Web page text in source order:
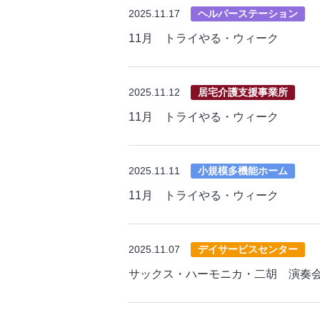
2025.11.17 ヘルパーステーション
11月 トライやる・ウィーク
2025.11.12 居宅介護支援事業所
11月 トライやる・ウィーク
2025.11.11 小規模多機能ホーム
11月 トライやる・ウィーク
2025.11.07 デイサービスセンター
サックス・ハーモニカ・二胡 演奏